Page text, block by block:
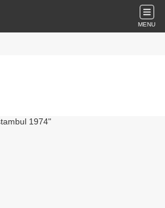
MENU